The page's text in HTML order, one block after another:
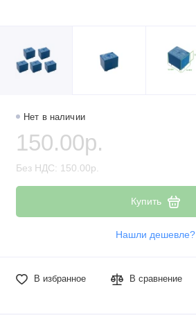
Разъёмы, штекеры и соединители
Стабилизаторы питания
Транзисторы
Нет в наличии
150.00р.
Без НДС: 150.00р.
Купить
Нашли дешевле?
В избранное В сравнение